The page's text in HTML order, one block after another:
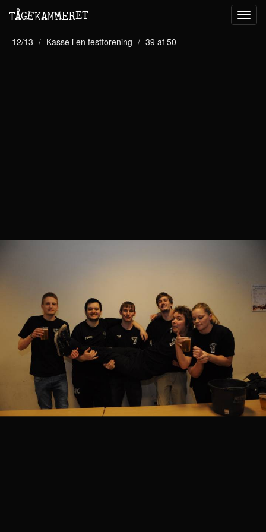
TÅGEKAMMERET
12/13 Kasse i en festforening 39 af 50